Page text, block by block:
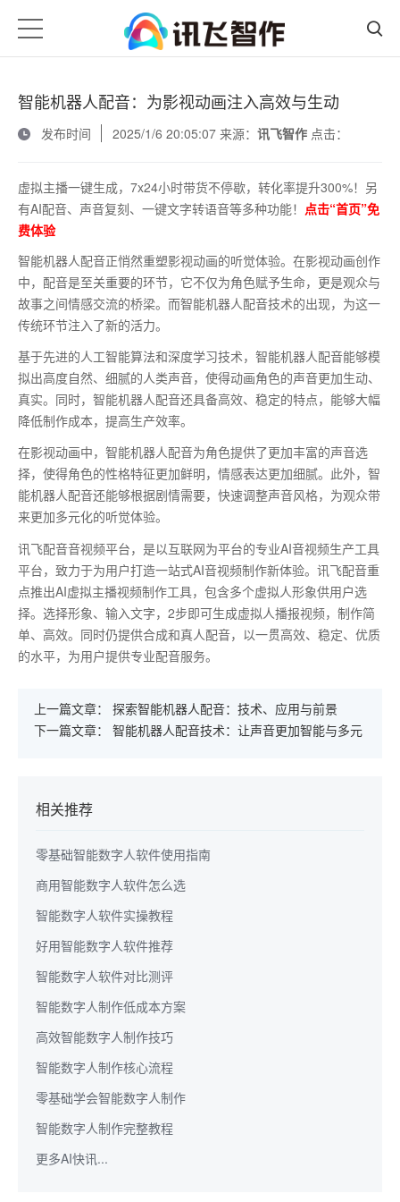
智能机器人配音：为影视动画注入高效与生动
发布时间
2025/1/6 20:05:07 来源： 讯飞智作 点击：
虚拟主播一键生成，7x24小时带货不停歇，转化率提升300%！另
有AI配音、声音复刻、一键文字转语音等多种功能！ 点击“首页”免
费体验
智能机器人配音正悄然重塑影视动画的听觉体验。在影视动画创作
中，配音是至关重要的环节，它不仅为角色赋予生命，更是观众与
故事之间情感交流的桥梁。而智能机器人配音技术的出现，为这一
传统环节注入了新的活力。
基于先进的人工智能算法和深度学习技术，智能机器人配音能够模
拟出高度自然、细腻的人类声音，使得动画角色的声音更加生动、
真实。同时，智能机器人配音还具备高效、稳定的特点，能够大幅
降低制作成本，提高生产效率。
在影视动画中，智能机器人配音为角色提供了更加丰富的声音选
择，使得角色的性格特征更加鲜明，情感表达更加细腻。此外，智
能机器人配音还能够根据剧情需要，快速调整声音风格，为观众带
来更加多元化的听觉体验。
讯飞配音音视频平台，是以互联网为平台的专业AI音视频生产工具
平台，致力于为用户打造一站式AI音视频制作新体验。讯飞配音重
点推出AI虚拟主播视频制作工具，包含多个虚拟人形象供用户选
择。选择形象、输入文字，2步即可生成虚拟人播报视频，制作简
单、高效。同时仍提供合成和真人配音，以一贯高效、稳定、优质
的水平，为用户提供专业配音服务。
上一篇文章： 探索智能机器人配音：技术、应用与前景
下一篇文章： 智能机器人配音技术：让声音更加智能与多元
相关推荐
零基础智能数字人软件使用指南
商用智能数字人软件怎么选
智能数字人软件实操教程
好用智能数字人软件推荐
智能数字人软件对比测评
智能数字人制作低成本方案
高效智能数字人制作技巧
智能数字人制作核心流程
零基础学会智能数字人制作
智能数字人制作完整教程
更多AI快讯...